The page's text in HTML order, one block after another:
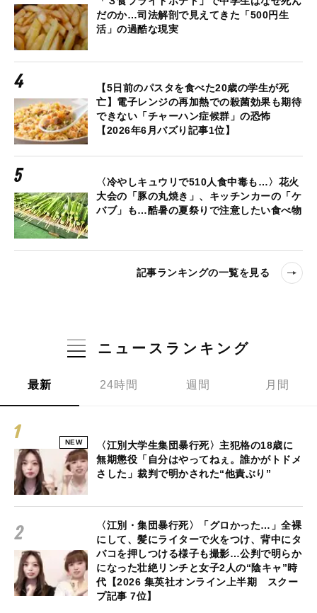
だのか…司法解剖で見えてきた「500円生
活」の過酷な現実
【5日前のパスタを食べた20歳の学生が死
亡】電子レンジの再加熱での殺菌効果も期待
できない「チャーハン症候群」の恐怖
【2026年6月バズり記事1位】
〈冷やしキュウリで510人食中毒も…〉花火
大会の「豚の丸焼き」、キッチンカーの「ケ
バブ」も…酷暑の夏祭りで注意したい食べ物
記事ランキングの一覧を見る
ニュースランキング
最新 24時間 週間 月間
NEW
〈江別大学生集団暴行死〉主犯格の18歳に
無期懲役「自分はやってねぇ。誰かがトドメ
さした」裁判で明かされた“他責ぶり”
〈江別・集団暴行死〉「グロかった…」全裸
にして、髪にライターで火をつけ、背中にタ
バコを押しつける様子も撮影…公判で明らか
になった壮絶リンチと女子2人の“陰キャ”時
代【2026 集英社オンライン上半期 スクー
プ記事 7位】